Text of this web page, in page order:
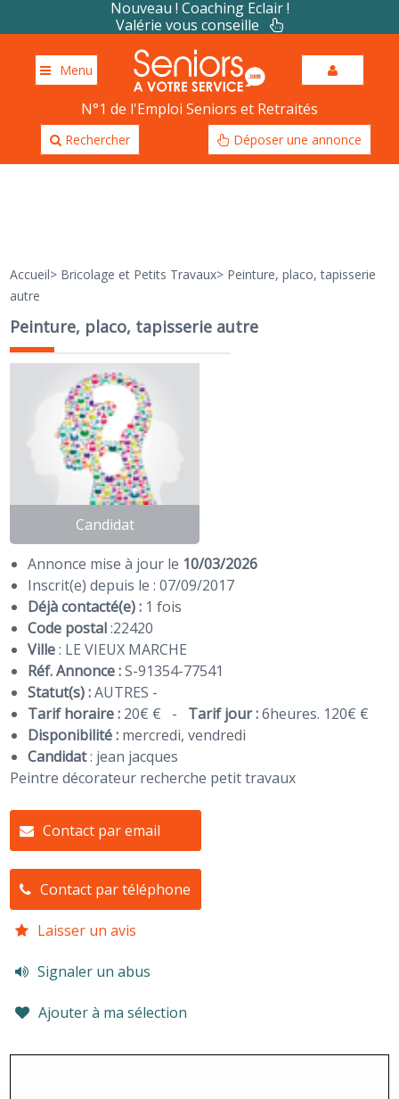
Nouveau ! Coaching Eclair !
Valérie vous conseille
Menu
N°1 de l'Emploi Seniors et Retraités
Rechercher Déposer une annonce
Accueil> Bricolage et Petits Travaux> Peinture, placo, tapisserie
autre
Peinture, placo, tapisserie autre
Candidat
Annonce mise à jour le 10/03/2026
Inscrit(e) depuis le : 07/09/2017
Déjà contacté(e) : 1 fois
Code postal:22420
Ville: LE VIEUX MARCHE
Réf. Annonce :S-91354-77541
Statut(s) :AUTRES -
Tarif horaire : 20€ € - Tarif jour :6heures. 120€ €
Disponibilité : mercredi, vendredi
Candidat: jean jacques
Peintre décorateur recherche petit travaux
Contact par email
Contact par téléphone
Laisser un avis
Signaler un abus
Ajouter à ma sélection